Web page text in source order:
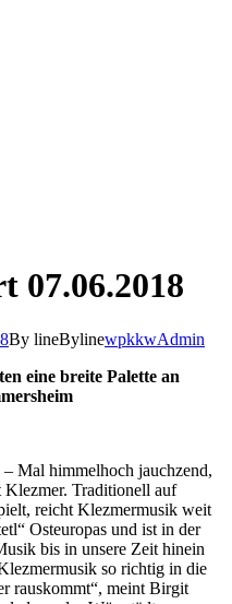
07.06.2018
By lineBylinewpkkwAdmin
eine breite Palette an
Mal himmelhoch jauchzend,
Klezmer. Traditionell auf
reicht Klezmermusik weit
Osteuropas und ist in der
bis in unsere Zeit hinein
so richtig in die
rauskommt“, meint Birgit